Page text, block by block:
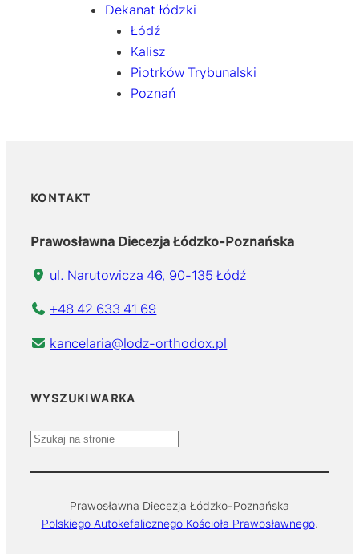
Dekanat łódzki
Łódź
Kalisz
Piotrków Trybunalski
Poznań
KONTAKT
Prawosławna Diecezja Łódzko-Poznańska
ul. Narutowicza 46, 90-135 Łódź
+48 42 633 41 69
kancelaria@lodz-orthodox.pl
WYSZUKIWARKA
S
Prawosławna Diecezja Łódzko-Poznańska
Polskiego Autokefalicznego Kościoła Prawosławnego.